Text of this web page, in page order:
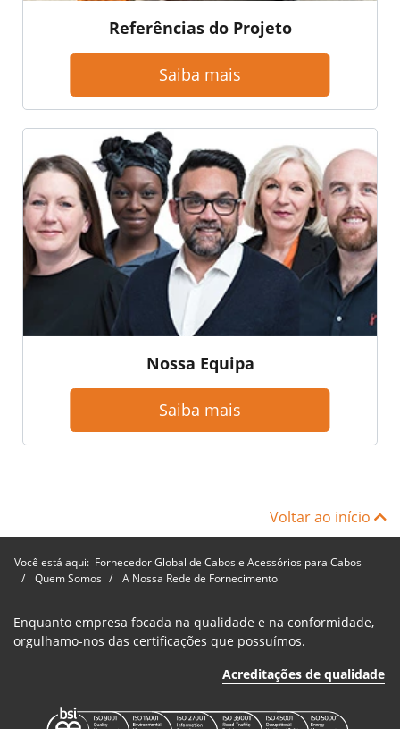
Referências do Projeto
Saiba mais
Nossa Equipa
Saiba mais
Voltar ao início
Você está aqui: Fornecedor Global de Cabos e Acessórios para Cabos
Quem Somos
A Nossa Rede de Fornecimento
Enquanto empresa focada na qualidade e na conformidade,
orgulhamo-nos das certificações que possuímos.
Acreditações de qualidade